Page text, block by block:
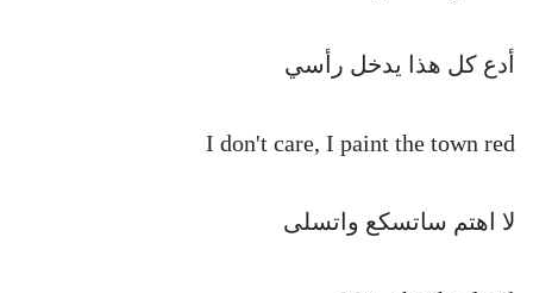
أدع كل هذا يدخل رأسي
I don't care, I paint the town red
لا اهتم ساتسكع واتسلى